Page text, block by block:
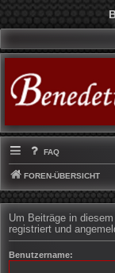
FAQ
FOREN-ÜBERSICHT
Um Beiträge in
registriert und
Benutzername: